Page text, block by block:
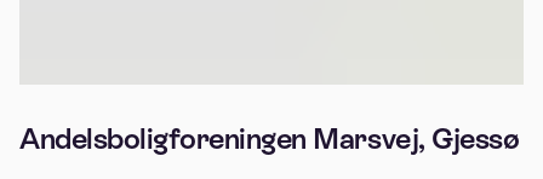
Andelsboligforeningen Marsvej, Gjessø